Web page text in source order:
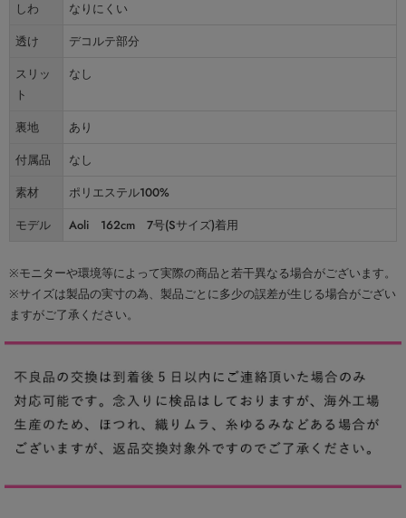
しわ
なりにくい
透け
デコルテ部分
スリッ
ト
なし
裏地
あり
付属品
なし
素材
ポリエステル100%
モデル
Aoli 162cm 7号(Sサイズ)着用
※モニターや環境等によって実際の商品と若干異なる場合がございます。
※サイズは製品の実寸の為、製品ごとに多少の誤差が生じる場合がござい
ますがご了承ください。